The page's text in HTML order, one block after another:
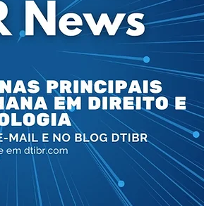
Futuro do Direito